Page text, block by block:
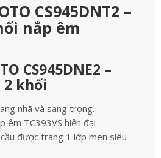
CS945DNT2 –
nắp êm
CS945DNE2 –
2 khối
nhã và sang trọng.
êm TC393VS hiện đại
được tráng 1 lớp men siêu